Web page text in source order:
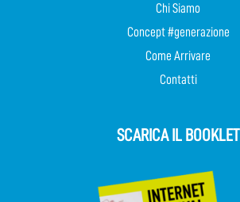
Chi Siamo
Concept #generazione
Come Arrivare
Contatti
SCARICA IL BOOKLET